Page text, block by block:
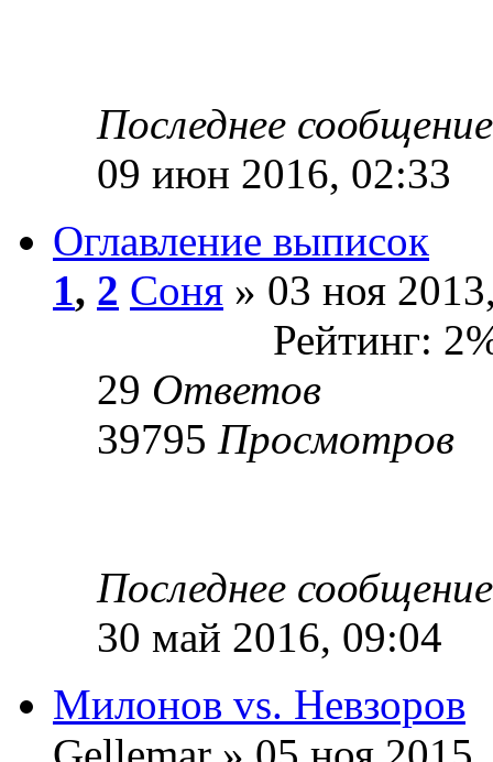
Последнее
09 июн 2016, 02:33
Оглавление выписок
1, 2 Соня » 03 ноя
Рейтинг:
29 Ответов
39795 Просмотров
Последнее
30 май 2016, 09:04
Милонов vs. Невзоров